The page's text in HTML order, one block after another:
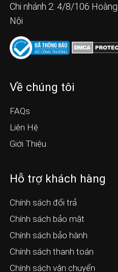
Chi nhánh 2: 4/8/106
Nội
Về chúng tôi
FAQs
Liên Hệ
Giới Thiệu
Hỗ trợ khách hàng
Chính sách đổi trả
Chính sách bảo mật
Chính sách bảo hành
Chính sách thanh toán
Chính sách vận chuyển